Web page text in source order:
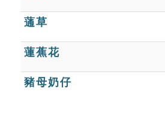
蓪草
蓮蕉花
豬母奶仔